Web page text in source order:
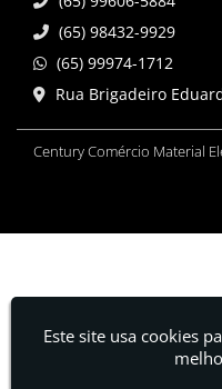
(65) 98432-9929
(65) 99974-1712
Rua Brigadeiro
Century Comércio Material
Este site usa cookies